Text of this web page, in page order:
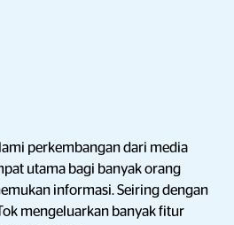
perkembangan dari media
utama bagi banyak orang
informasi. Seiring dengan
mengeluarkan banyak fitur